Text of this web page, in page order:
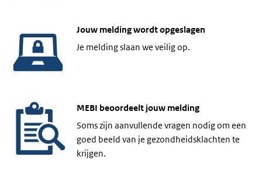
Jouw melding wordt opgeslagen
Je melding slaan we veilig op.
MEBI beoordeelt jouw melding
Soms zijn aanvullende vragen nodig om een
goed beeld van je gezondheidsklachten te
krijgen.